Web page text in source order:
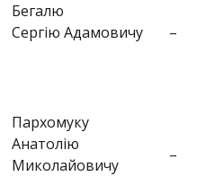
Бегалю
Сергію Адамовичу
–
Пархомуку
Анатолію
Миколайовичу
–